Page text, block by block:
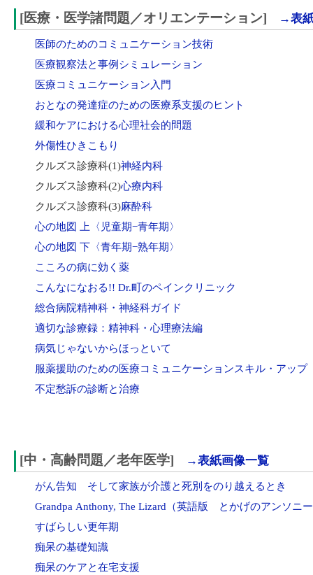
[医療・医学諸問題／オリエンテーション] →表紙
医師のためのコミュニケーション技術
医療観察法と事例シミュレーション
医療コミュニケーション入門
おとなの発達症のための医療系支援のヒント
緩和ケアにおける心理社会的問題
外傷性ひきこもり
クルズス診療科(1)神経内科
クルズス診療科(2)心療内科
クルズス診療科(3)麻酔科
心の地図 上〈児童期−青年期〉
心の地図 下〈青年期−熟年期〉
こころの病に効く薬
こんなになおる!! Dr.町のペインクリニック
総合病院精神科・神経科ガイド
適切な診療録：精神科・心理療法編
病気じゃないからほっといて
服薬援助のための医療コミュニケーションスキル・アップ
不定愁訴の診断と治療
[中・高齢問題／老年医学] →表紙画像一覧
がん告知 そして家族が介護と死別をのり越えるとき
Grandpa Anthony, The Lizard（英語版 とかげのアンソニ
すばらしい更年期
痴呆の基礎知識
痴呆のケアと在宅支援